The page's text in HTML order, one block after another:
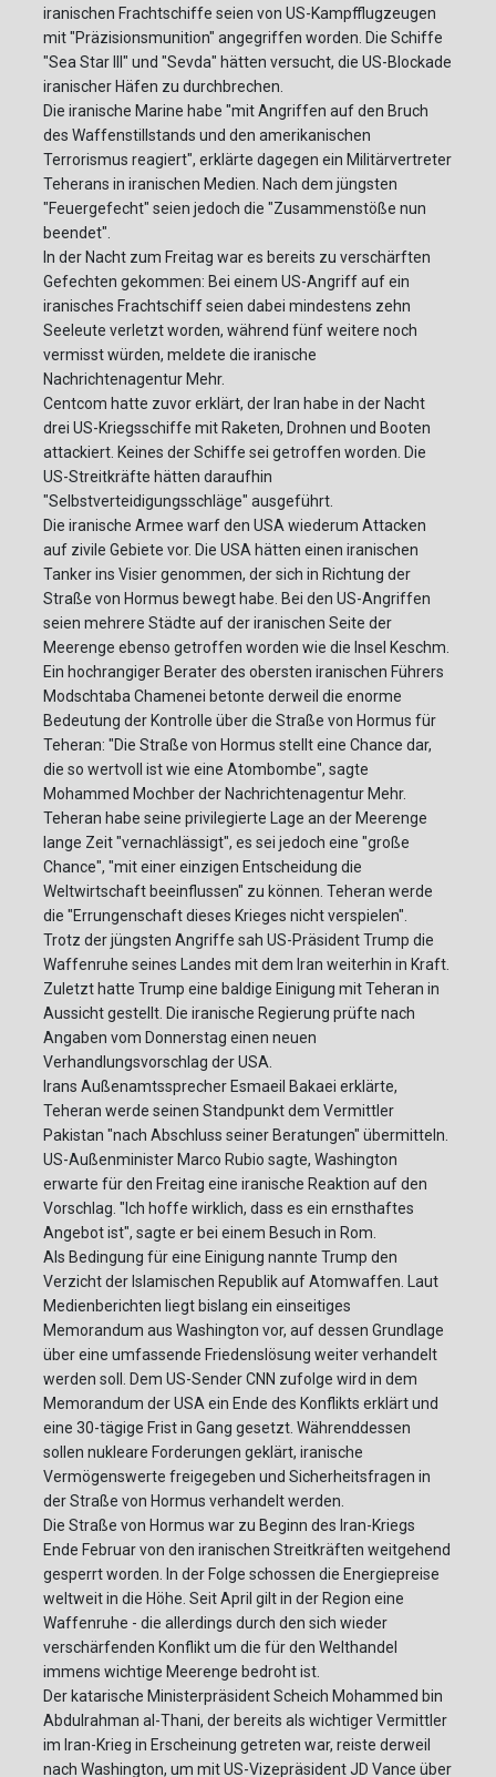
iranischen Frachtschiffe seien von US-Kampfflugzeugen
mit "Präzisionsmunition" angegriffen worden. Die Schiffe
"Sea Star III" und "Sevda" hätten versucht, die US-Blockade
iranischer Häfen zu durchbrechen.
Die iranische Marine habe "mit Angriffen auf den Bruch
des Waffenstillstands und den amerikanischen
Terrorismus reagiert", erklärte dagegen ein Militärvertreter
Teherans in iranischen Medien. Nach dem jüngsten
"Feuergefecht" seien jedoch die "Zusammenstöße nun
beendet".
In der Nacht zum Freitag war es bereits zu verschärften
Gefechten gekommen: Bei einem US-Angriff auf ein
iranisches Frachtschiff seien dabei mindestens zehn
Seeleute verletzt worden, während fünf weitere noch
vermisst würden, meldete die iranische
Nachrichtenagentur Mehr.
Centcom hatte zuvor erklärt, der Iran habe in der Nacht
drei US-Kriegsschiffe mit Raketen, Drohnen und Booten
attackiert. Keines der Schiffe sei getroffen worden. Die
US-Streitkräfte hätten daraufhin
"Selbstverteidigungsschläge" ausgeführt.
Die iranische Armee warf den USA wiederum Attacken
auf zivile Gebiete vor. Die USA hätten einen iranischen
Tanker ins Visier genommen, der sich in Richtung der
Straße von Hormus bewegt habe. Bei den US-Angriffen
seien mehrere Städte auf der iranischen Seite der
Meerenge ebenso getroffen worden wie die Insel Keschm.
Ein hochrangiger Berater des obersten iranischen Führers
Modschtaba Chamenei betonte derweil die enorme
Bedeutung der Kontrolle über die Straße von Hormus für
Teheran: "Die Straße von Hormus stellt eine Chance dar,
die so wertvoll ist wie eine Atombombe", sagte
Mohammed Mochber der Nachrichtenagentur Mehr.
Teheran habe seine privilegierte Lage an der Meerenge
lange Zeit "vernachlässigt", es sei jedoch eine "große
Chance", "mit einer einzigen Entscheidung die
Weltwirtschaft beeinflussen" zu können. Teheran werde
die "Errungenschaft dieses Krieges nicht verspielen".
Trotz der jüngsten Angriffe sah US-Präsident Trump die
Waffenruhe seines Landes mit dem Iran weiterhin in Kraft.
Zuletzt hatte Trump eine baldige Einigung mit Teheran in
Aussicht gestellt. Die iranische Regierung prüfte nach
Angaben vom Donnerstag einen neuen
Verhandlungsvorschlag der USA.
Irans Außenamtssprecher Esmaeil Bakaei erklärte,
Teheran werde seinen Standpunkt dem Vermittler
Pakistan "nach Abschluss seiner Beratungen" übermitteln.
US-Außenminister Marco Rubio sagte, Washington
erwarte für den Freitag eine iranische Reaktion auf den
Vorschlag. "Ich hoffe wirklich, dass es ein ernsthaftes
Angebot ist", sagte er bei einem Besuch in Rom.
Als Bedingung für eine Einigung nannte Trump den
Verzicht der Islamischen Republik auf Atomwaffen. Laut
Medienberichten liegt bislang ein einseitiges
Memorandum aus Washington vor, auf dessen Grundlage
über eine umfassende Friedenslösung weiter verhandelt
werden soll. Dem US-Sender CNN zufolge wird in dem
Memorandum der USA ein Ende des Konflikts erklärt und
eine 30-tägige Frist in Gang gesetzt. Währenddessen
sollen nukleare Forderungen geklärt, iranische
Vermögenswerte freigegeben und Sicherheitsfragen in
der Straße von Hormus verhandelt werden.
Die Straße von Hormus war zu Beginn des Iran-Kriegs
Ende Februar von den iranischen Streitkräften weitgehend
gesperrt worden. In der Folge schossen die Energiepreise
weltweit in die Höhe. Seit April gilt in der Region eine
Waffenruhe - die allerdings durch den sich wieder
verschärfenden Konflikt um die für den Welthandel
immens wichtige Meerenge bedroht ist.
Der katarische Ministerpräsident Scheich Mohammed bin
Abdulrahman al-Thani, der bereits als wichtiger Vermittler
im Iran-Krieg in Erscheinung getreten war, reiste derweil
nach Washington, um mit US-Vizepräsident JD Vance über